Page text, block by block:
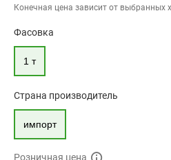
Конечная цена зависит от выбранных
Фасовка
1 т
Страна производитель
импорт
Розничная цена